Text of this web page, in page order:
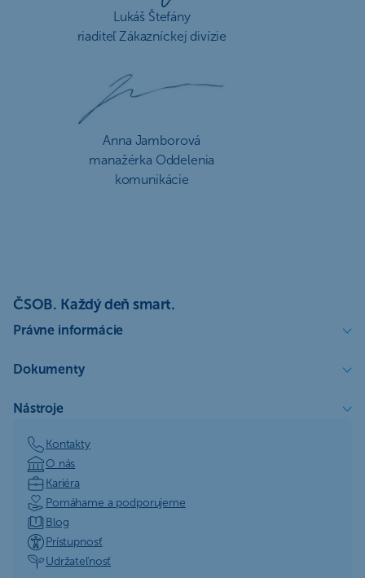
Lukáš Štefány
riaditeľ Zákazníckej divízie
Anna Jamborová
manažérka Oddelenia
komunikácie
ČSOB. Každý deň smart.
Právne informácie
Dokumenty
Nástroje
Kontakty
O nás
Kariéra
Pomáhame a podporujeme
Blog
Prístupnosť
Udržateľnosť